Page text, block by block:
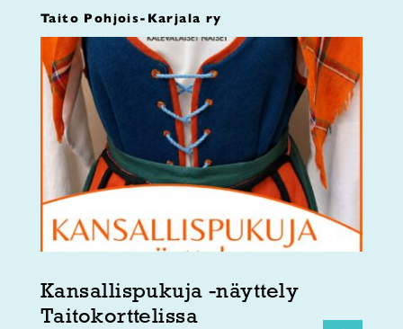
Taito Pohjois-Karjala ry
Kansallispukuja -näyttely
Taitokorttelissa